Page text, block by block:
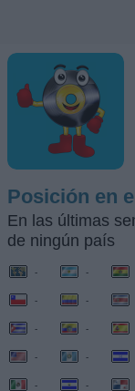
Posición en
En las últimas
de ningún país
- -
- -
- -
- -
- -